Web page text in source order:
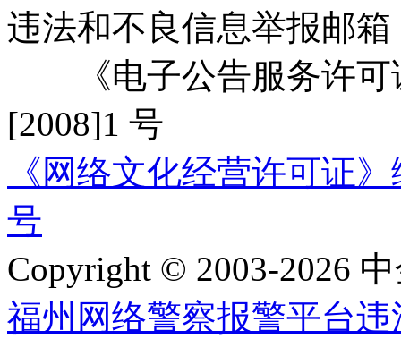
违法和不良信息举报邮箱
《电子公告服务许可
[2008]1 号
《网络文化经营许可证
号
Copyright © 2003-2026
福州网络警察报警平台违